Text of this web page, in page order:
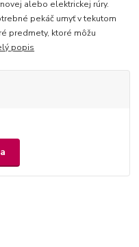
alebo elektrickej rúry.
pekáč umyť v tekutom
predmety, ktoré môžu
popis